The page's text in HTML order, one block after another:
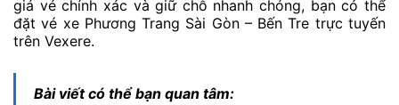
giá vé chính xác và giữ chỗ nhanh chóng, bạn có thể
đặt vé xe Phương Trang Sài Gòn – Bến Tre trực tuyến
trên Vexere.
Bài viết có thể bạn quan tâm: